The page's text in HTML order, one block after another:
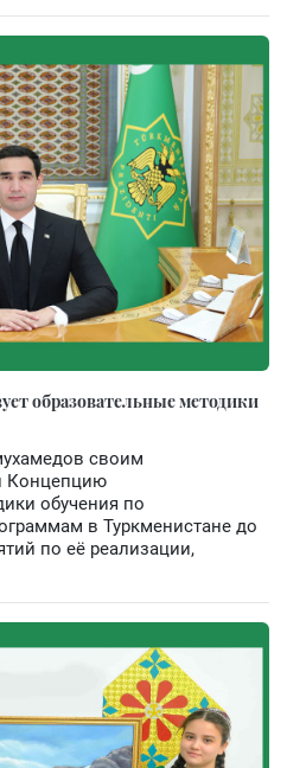
образовательные методики
своим
Концепцию
обучения по
в Туркменистане до
по её реализации,